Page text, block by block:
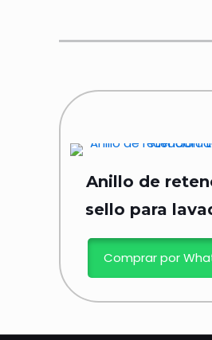
Anillo de
sello para
Comprar por